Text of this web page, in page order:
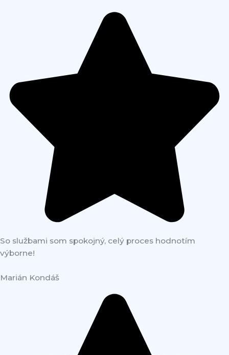
So službami som spokojný, celý proces hodnotím
výborne!
Marián Kondáš